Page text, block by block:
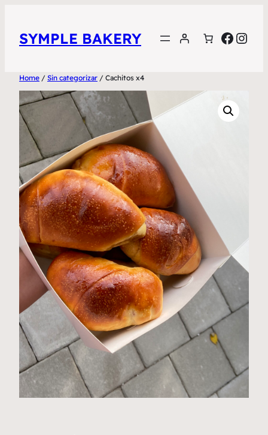
content
SYMPLE BAKERY
Home / Sin categorizar / Cachitos x4